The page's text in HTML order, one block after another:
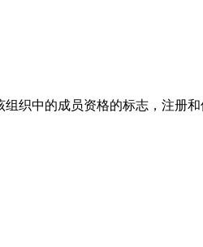
中的成员资格的标志，注册